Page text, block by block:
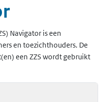
Navigator is een
en toezichthouders. De
een ZZS wordt gebruikt